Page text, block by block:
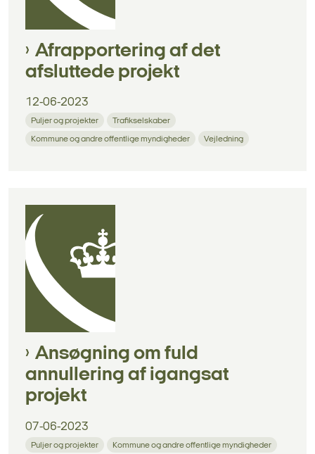
Afrapportering af det
afsluttede projekt
12-06-2023
Puljer og projekter Trafikselskaber
Kommune og andre offentlige myndigheder Vejledning
Ansøgning om fuld
annullering af igangsat
projekt
07-06-2023
Puljer og projekter Kommune og andre offentlige myndigheder